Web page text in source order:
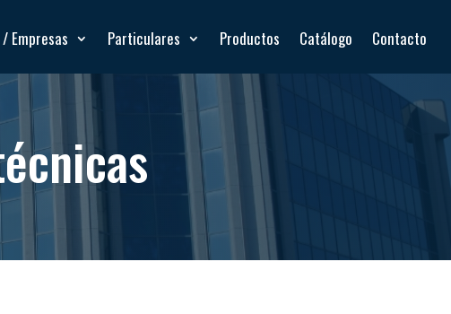
Empresas Particulares Productos Catálogo Contacto